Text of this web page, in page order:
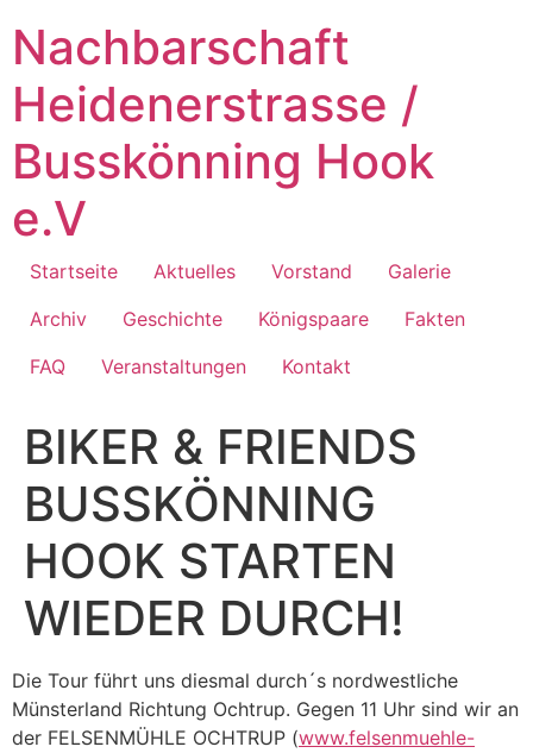
Inhalt
springen
Nachbarschaft
Heidenerstrasse /
Busskönning Hook
e.V
Startseite Aktuelles Vorstand
Galerie
Archiv
Geschichte Königspaare
Fakten
FAQ
Veranstaltungen Kontakt
BIKER & FRIENDS
BUSSKÖNNING
HOOK STARTEN
WIEDER DURCH!
Die Tour führt uns diesmal durch´s nordwestliche
Münsterland Richtung Ochtrup. Gegen 11 Uhr sind wir an
der FELSENMÜHLE OCHTRUP (www.felsenmuehle-